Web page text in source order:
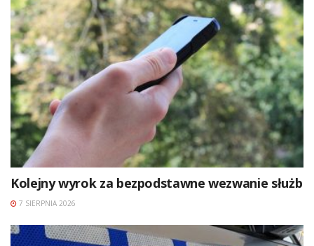
Kolejny wyrok za bezpodstawne wezwanie służb
7 SIERPNIA 2026